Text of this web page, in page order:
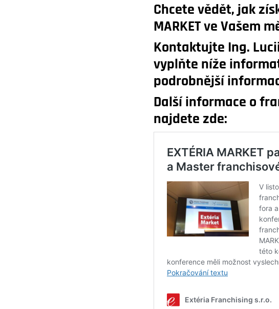
Chcete vědět, jak
MARKET ve Vašem
Kontaktujte Ing.
vyplňte níže
podrobnější
Další informace o
najdete zde: